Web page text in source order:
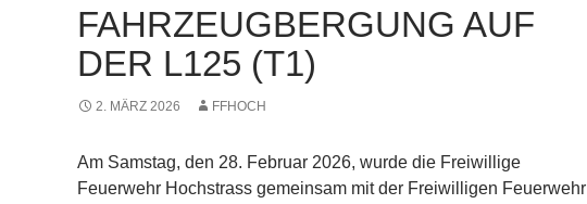
FAHRZEUGBERGUNG AUF
DER L125 (T1)
2. MÄRZ 2026 FFHOCH
Am Samstag, den 28. Februar 2026, wurde die Freiwillige
Feuerwehr Hochstrass gemeinsam mit der Freiwilligen Feuerwehr